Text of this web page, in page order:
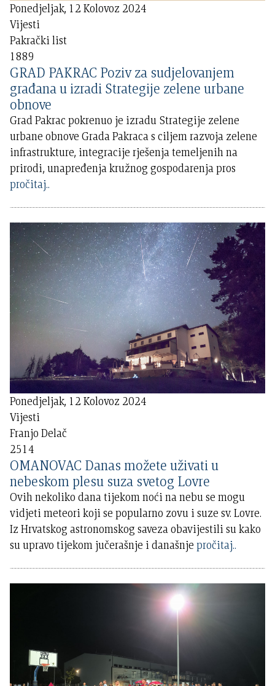
Ponedjeljak, 12 Kolovoz 2024
Vijesti
Pakrački list
1889
GRAD PAKRAC Poziv za sudjelovanjem
građana u izradi Strategije zelene urbane
obnove
Grad Pakrac pokrenuo je izradu Strategije zelene
urbane obnove Grada Pakraca s ciljem razvoja zelene
infrastrukture, integracije rješenja temeljenih na
prirodi, unapređenja kružnog gospodarenja pros
pročitaj..
Ponedjeljak, 12 Kolovoz 2024
Vijesti
Franjo Delač
2514
OMANOVAC Danas možete uživati u
nebeskom plesu suza svetog Lovre
Ovih nekoliko dana tijekom noći na nebu se mogu
vidjeti meteori koji se popularno zovu i suze sv. Lovre.
Iz Hrvatskog astronomskog saveza obavijestili su kako
su upravo tijekom jučerašnje i današnjepročitaj..